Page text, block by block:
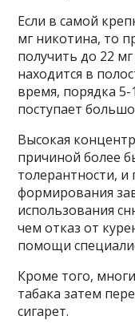
Если в самой
мг никотина, то
получить до 22
находится в
время, порядка
поступает
Высокая
причиной более
толерантности, и
формирования
использования
чем отказ от
помощи
Кроме того,
табака затем
сигарет.